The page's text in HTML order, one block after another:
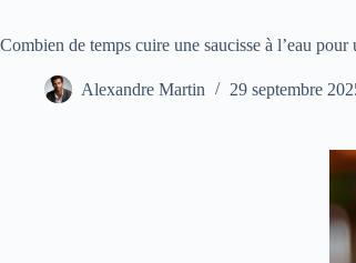
Combien de temps cuire une saucisse à l’eau
Alexandre Martin 29 septembre